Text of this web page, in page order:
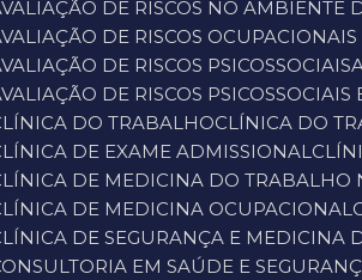
AVALIAÇÃO DE RISCOS NO AMBIENTE
AVALIAÇÃO DE RISCOS
AVALIAÇÃO DE RISCOS PSICOSSOCIAIS
AVALIAÇÃO DE RISCOS
CLÍNICA DO TRABALHO
CLÍNICA DO
CLÍNICA DE EXAME ADMISSIONAL
CLÍNICA DE MEDICINA DO TRABALHO
CLÍNICA DE MEDICINA OCUPACIONAL
CLÍNICA DE SEGURANÇA E MEDICINA
CONSULTORIA EM SAÚDE E